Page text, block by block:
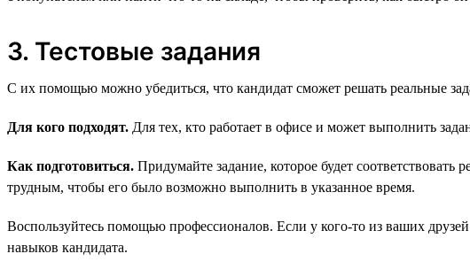
3. Тестовые задания
С их помощью можно убедиться, что кандидат сможет решать реальные
Для кого подходят. Для тех, кто работает в офисе и может выполнить
Как подготовиться. Придумайте задание, которое будет
трудным, чтобы его было возможно выполнить в указанное время.
Воспользуйтесь помощью профессионалов. Если у кого-то из ваших
навыков кандидата.